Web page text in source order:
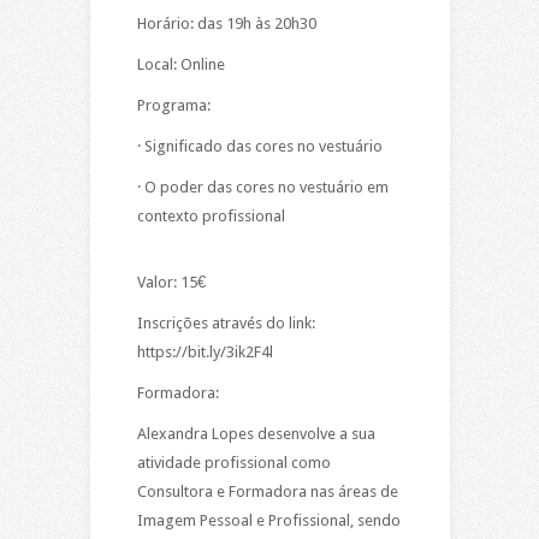
Horário: das 19h às 20h30
Local: Online
Programa:
· Significado das cores no vestuário
· O poder das cores no vestuário em
contexto profissional
Valor: 15€
Inscrições através do link:
https://bit.ly/3ik2F4l
Formadora:
Alexandra Lopes desenvolve a sua
atividade profissional como
Consultora e Formadora nas áreas de
Imagem Pessoal e Profissional, sendo